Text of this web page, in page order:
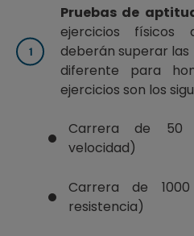
Pruebas de
ejercicios físicos
deberán superar
diferente para
ejercicios son los
Carrera de 50
velocidad)
Carrera de
resistencia)